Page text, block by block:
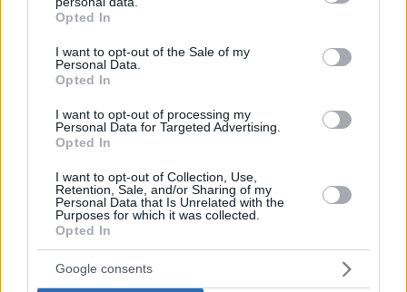
grant or deny consent to Google and its third-party tags to
use your data for below specified purposes in below Google
consent section.
Opted In
I want to opt-out of the Sale of my
Personal Data.
Opted In
I want to opt-out of processing my
Personal Data for Targeted Advertising.
Opted In
I want to opt-out of Collection, Use,
Retention, Sale, and/or Sharing of my
Personal Data that Is Unrelated with the
Purposes for which it was collected.
Opted In
Google consents